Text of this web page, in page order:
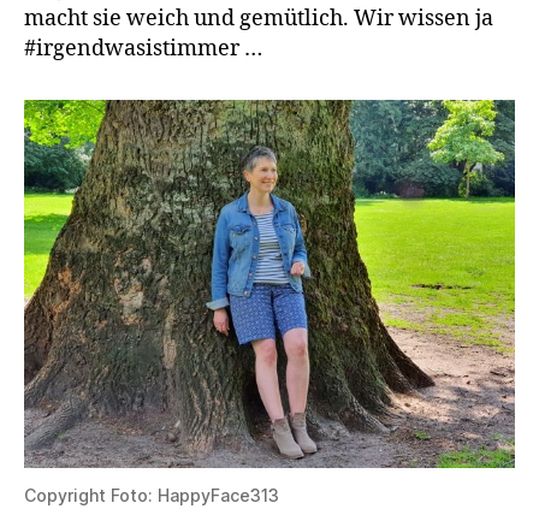
macht sie weich und gemütlich. Wir wissen ja
#irgendwasistimmer …
Copyright Foto: HappyFace313